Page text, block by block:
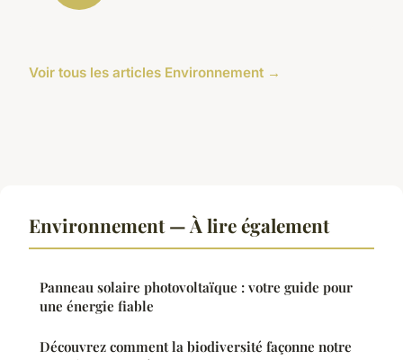
Voir tous les articles Environnement →
Environnement — À lire également
Panneau solaire photovoltaïque : votre guide pour
une énergie fiable
Découvrez comment la biodiversité façonne notre